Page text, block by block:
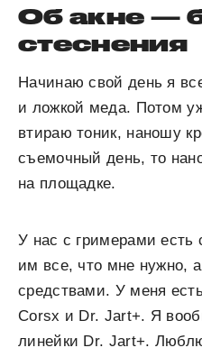
Об акне —
стеснения
Начинаю свой день я
и ложкой меда. Потом
втираю тоник, наношу
съемочный день, то
на площадке.
У нас с гримерами
им все, что мне нужно,
средствами. У меня
Corsx и Dr. Jart+. Я
линейки Dr. Jart+.